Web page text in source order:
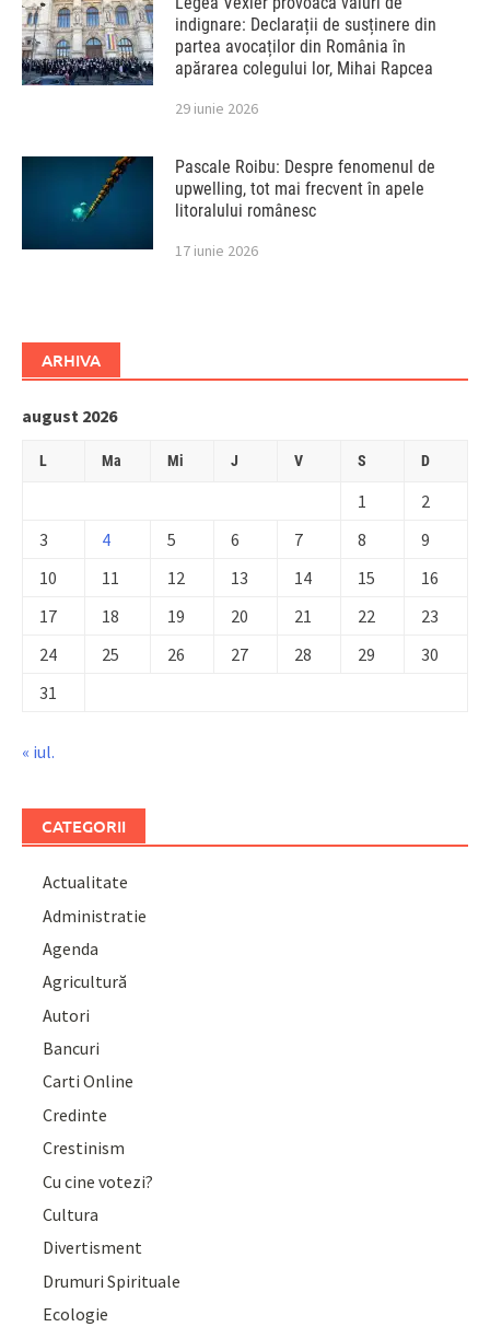
indignare: Declarații de susținere din
partea avocaților din România în
apărarea colegului lor, Mihai Rapcea
29 iunie 2026
Pascale Roibu: Despre fenomenul de
upwelling, tot mai frecvent în apele
litoralului românesc
17 iunie 2026
ARHIVA
august 2026
L Ma Mi J V S D
1
2
3
4 5 6 7 8
9
10
11 12 13 14 15
16
17
18 19 20 21 22
23
24
25 26 27 28 29
30
31
« iul.
CATEGORII
Actualitate
Administratie
Agenda
Agricultură
Autori
Bancuri
Carti Online
Credinte
Crestinism
Cu cine votezi?
Cultura
Divertisment
Drumuri Spirituale
Ecologie